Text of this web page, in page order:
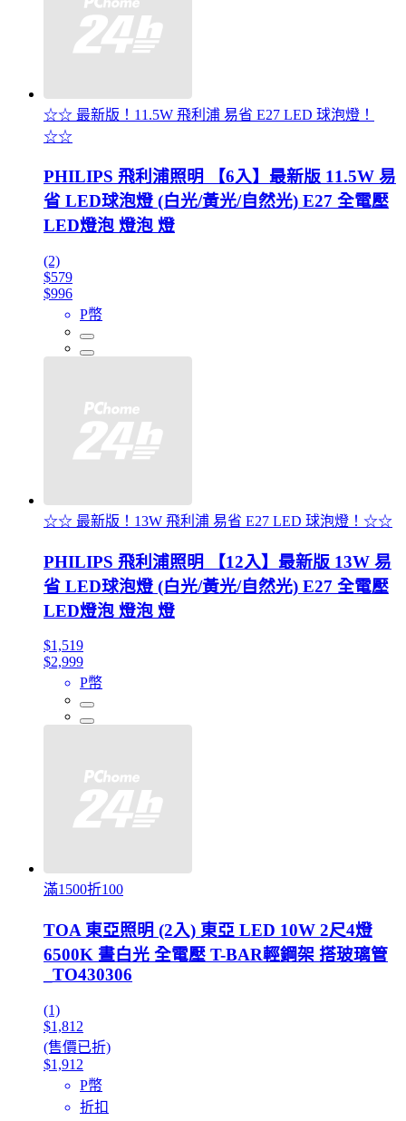
☆☆ 最新版！11.5W 飛利浦 易省 E27 LED 球泡燈！
☆☆
PHILIPS 飛利浦照明 【6入】最新版 11.5W 易
省 LED球泡燈 (白光/黃光/自然光) E27 全電壓
LED燈泡 燈泡 燈
(2)
$579
$996
P幣
☆☆ 最新版！13W 飛利浦 易省 E27 LED 球泡燈！☆☆
PHILIPS 飛利浦照明 【12入】最新版 13W 易
省 LED球泡燈 (白光/黃光/自然光) E27 全電壓
LED燈泡 燈泡 燈
$1,519
$2,999
P幣
滿1500折100
TOA 東亞照明 (2入) 東亞 LED 10W 2尺4燈
6500K 晝白光 全電壓 T-BAR輕鋼架 搭玻璃管
_TO430306
(1)
$1,812
(售價已折)
$1,912
P幣
折扣